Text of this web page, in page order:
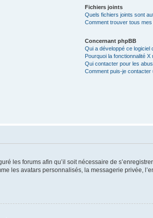
Fichiers joints
Quels fichiers joints sont
Comment trouver tous
Concernant phpBB
Qui a développé ce logiciel
Pourquoi la fonctionnalité X
Qui contacter pour les
Comment puis-je
les forums afin qu’il soit nécessaire de
les avatars personnalisés, la messagerie privée,